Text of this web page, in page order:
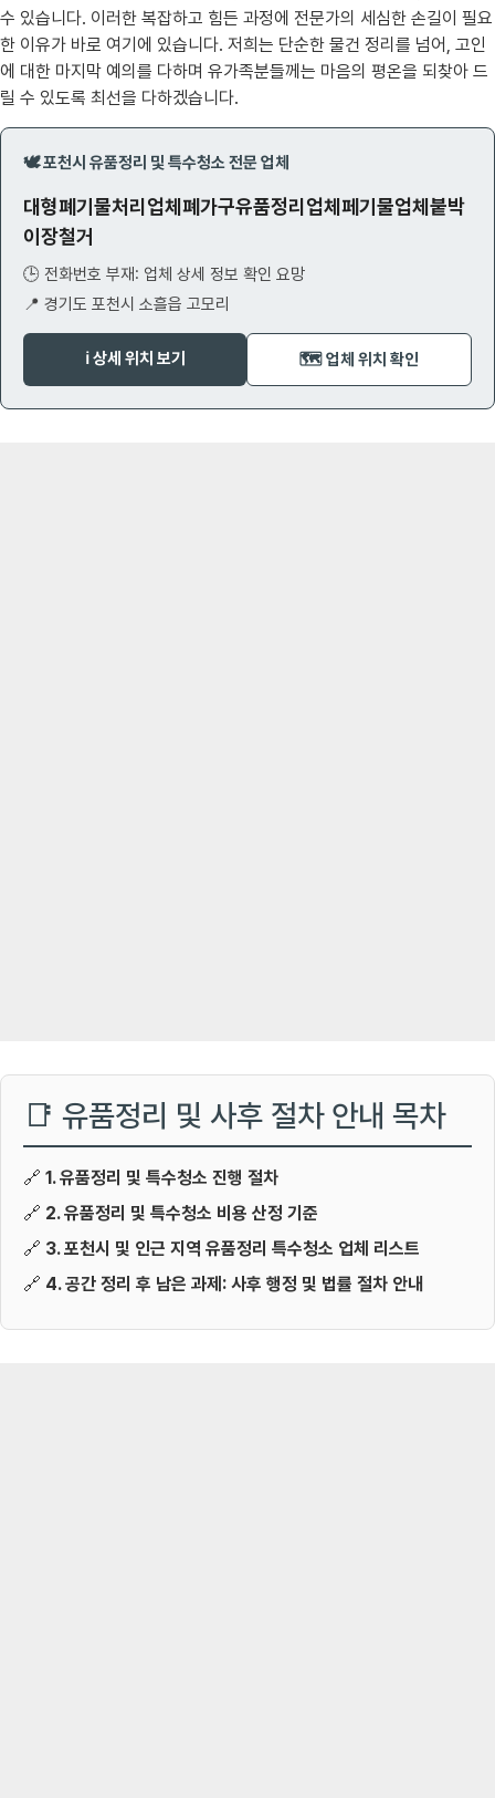
수 있습니다. 이러한 복잡하고 힘든 과정에 전문가의 세심한 손길이 필요
한 이유가 바로 여기에 있습니다. 저희는 단순한 물건 정리를 넘어, 고인
에 대한 마지막 예의를 다하며 유가족분들께는 마음의 평온을 되찾아 드
릴 수 있도록 최선을 다하겠습니다.
🕊️ 포천시 유품정리 및 특수청소 전문 업체
대형폐기물처리업체폐가구유품정리업체페기물업체붙박
이장철거
🕒 전화번호 부재: 업체 상세 정보 확인 요망
📍 경기도 포천시 소흘읍 고모리
ℹ️ 상세 위치 보기 🗺️ 업체 위치 확인
📑 유품정리 및 사후 절차 안내 목차
🔗 1. 유품정리 및 특수청소 진행 절차
🔗 2. 유품정리 및 특수청소 비용 산정 기준
🔗 3. 포천시 및 인근 지역 유품정리 특수청소 업체 리스트
🔗 4. 공간 정리 후 남은 과제: 사후 행정 및 법률 절차 안내